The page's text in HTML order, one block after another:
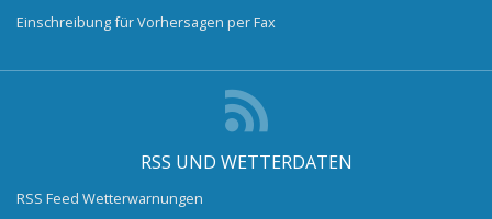
Einschreibung für Vorhersagen per Fax
RSS UND WETTERDATEN
RSS Feed Wetterwarnungen